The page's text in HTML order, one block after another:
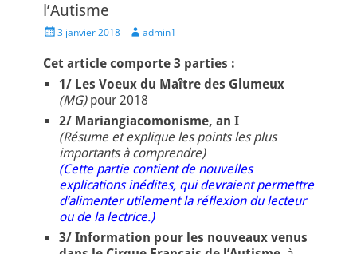
l’Autisme
Posted3 janvier 2018 Author
admin1
Cet article comporte 3 parties :
1/ Les Voeux du Maître des Glumeux
(MG)pour 2018
2/ Mariangiacomonisme, an I
(Résume et explique les points les plus
importants à comprendre)
(Cette partie contient de nouvelles
explications inédites, qui devraient permettre
d’alimenter utilement la réflexion du lecteur
ou de la lectrice.)
3/ Information pour les nouveaux venus